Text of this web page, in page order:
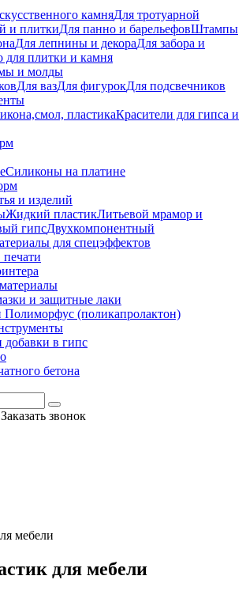
камняДля тротуарной
и плиткиДля панно и барельефовШтампы
Для лепнины и декораДля забора и
для плитки и камня
и молды
Для вазДля фигурокДля подсвечников
пластикаКрасители для гипса и
Силиконы на платине
и изделий
Жидкий пластикЛитьевой мрамор и
гипсДвухкомпонентный
для спецэффектов
и защитные лаки
Полиморфус (поликапролактон)
в гипс
бетона
Заказать звонок
мебели
для мебели